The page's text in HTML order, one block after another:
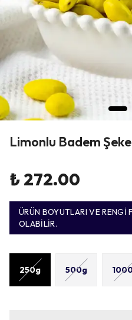
Limonlu Badem
₺ 272.00
ÜRÜN BOYUTLARI VE RENGİ
OLABİLİR.
250g 500g